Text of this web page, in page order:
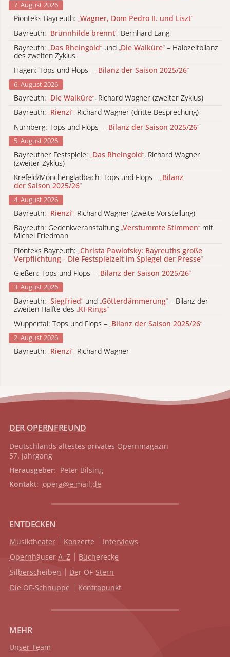
7. August 2026
Pionteks Bayreuth: „Wagner, Dom Pedro II. und Liszt“
Bayreuth: „Brünnhilde brennt“, Bernhard Lang
Bayreuth: „Das Rheingold“ und „Die Walküre“ – Halbzeitbilanz
des zweiten Zyklus
Hagen: Tops und Flops – „Bilanz der Saison 2025/26“
6. August 2026
Bayreuth: „Die Walküre“, Richard Wagner (zweiter Zyklus)
Bayreuth: „Rienzi“, Richard Wagner (dritte Besprechung)
Nürnberg: Tops und Flops – „Bilanz der Saison 2025/26“
5. August 2026
Bayreuther Festspiele: „Das Rheingold“, Richard Wagner
(zweiter Zyklus)
Krefeld/Mönchengladbach: Tops und Flops – „Bilanz
der Saison 2025/26“
4. August 2026
Bayreuth: „Rienzi“, Richard Wagner (zweite Vorstellung)
Bayreuth: Gedenkveranstaltung „Verstummte Stimmen“ mit
Michel Friedman
Pionteks Bayreuth: „Christa Pawlofsky: Bayreuths große
Verpflichtung - Die Festspielzeit im Spiegel der Presse“
Gießen: Tops und Flops – „Bilanz der Saison 2025/26“
3. August 2026
Bayreuth: „Siegfried“ und „Götterdämmerung“ – Bilanz der
zweiten Hälfte des „KI-Rings“
Wuppertal: Tops und Flops – „Bilanz der Saison 2025/26“
2. August 2026
Bayreuth: „Rienzi“, Richard Wagner
DER OPERNFREUND
Deutschlands ältestes privates Opernmagazin
57. Jahrgang
Herausgeber: Peter Bilsing
Kontakt: opera@e.mail.de
ENTDECKEN
Musiktheater Konzerte
Interviews
Opernhäuser A–Z
Bücherecke
Silberscheiben
Der OF-Stern
Die OF-Schnuppe
Kontrapunkt
MEHR
Unser Team